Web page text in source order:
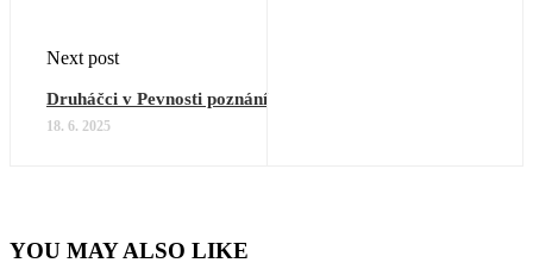
Next post
Druháčci v Pevnosti poznání
18. 6. 2025
YOU MAY ALSO LIKE